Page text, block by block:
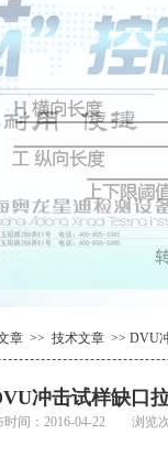
章 >> 技术文章 >> DVU
冲击试样缺口
时间：2016-04-22 浏览